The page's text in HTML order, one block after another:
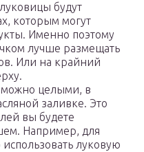
будут
которым могут
Именно поэтому
лучше размещать
Или на крайний
целыми, в
заливке. Это
вы будете
Например, для
луковую